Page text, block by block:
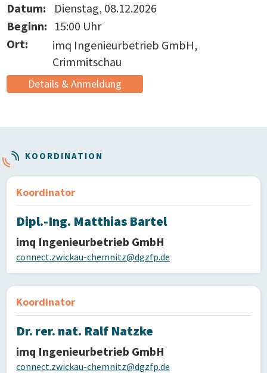
Datum:
Dienstag, 08.12.2026
Beginn: 15:00 Uhr
Ort:
imq Ingenieurbetrieb GmbH,
Crimmitschau
Details & Anmeldung
KOORDINATION
Koordinator
Dipl.-Ing. Matthias Bartel
imq Ingenieurbetrieb GmbH
connect.zwickau-chemnitz@dgzfp.de
Koordinator
Dr. rer. nat. Ralf Natzke
imq Ingenieurbetrieb GmbH
connect.zwickau-chemnitz@dgzfp.de